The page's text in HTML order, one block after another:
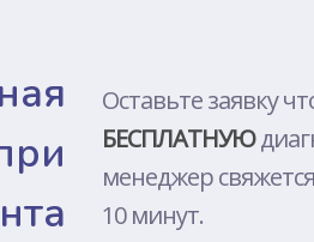
Оставьте заявку
БЕСПЛАТНУЮ
менеджер
10 минут.